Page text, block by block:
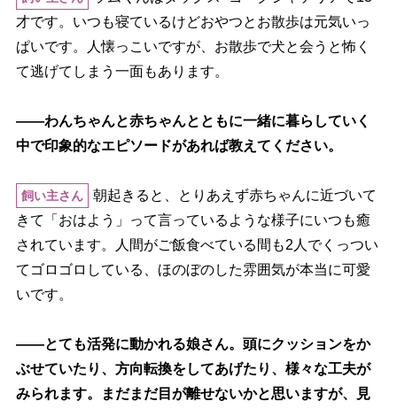
才です。いつも寝ているけどおやつとお散歩は元気いっ
ぱいです。人懐っこいですが、お散歩で犬と会うと怖く
て逃げてしまう一面もあります。
――わんちゃんと赤ちゃんとともに一緒に暮らしていく
中で印象的なエピソードがあれば教えてください。
飼い主さん
朝起きると、とりあえず赤ちゃんに近づいて
きて「おはよう」って言っているような様子にいつも癒
されています。人間がご飯食べている間も2人でくっつい
てゴロゴロしている、ほのぼのした雰囲気が本当に可愛
いです。
――とても活発に動かれる娘さん。頭にクッションをか
ぶせていたり、方向転換をしてあげたり、様々な工夫が
みられます。まだまだ目が離せないかと思いますが、見